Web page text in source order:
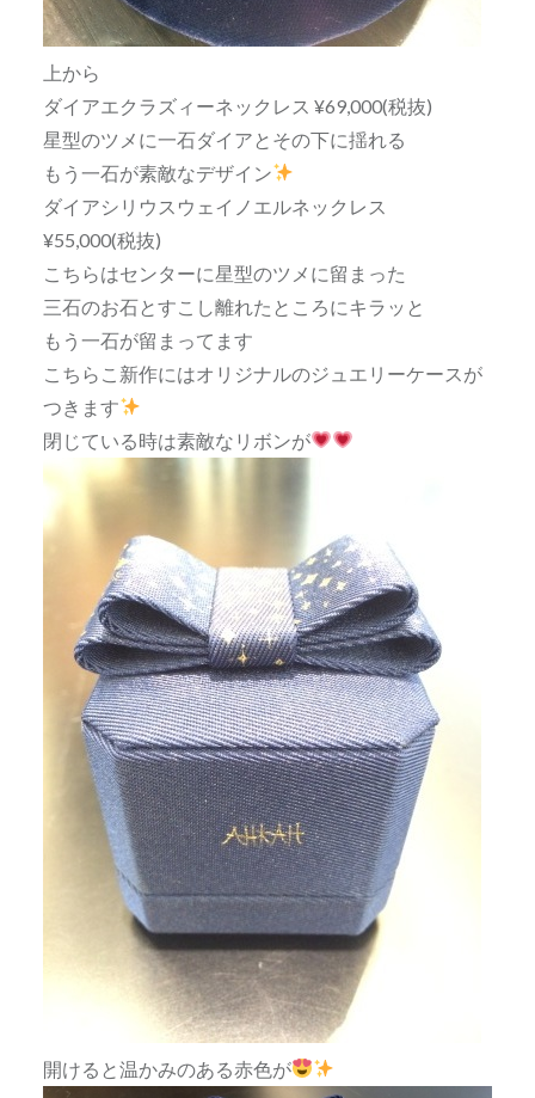
上から
ダイアエクラズィーネックレス ¥69,000(税抜)
星型のツメに一石ダイアとその下に揺れる
もう一石が素敵なデザイン
ダイアシリウスウェイノエルネックレス
¥55,000(税抜)
こちらはセンターに星型のツメに留まった
三石のお石とすこし離れたところにキラッと
もう一石が留まってます
こちらこ新作にはオリジナルのジュエリーケースが
つきます
閉じている時は素敵なリボンが
開けると温かみのある赤色が